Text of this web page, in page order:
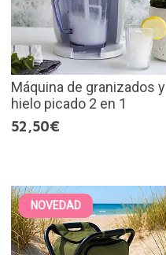
Máquina de granizados y
hielo picado 2 en 1
52,50€
NOVEDAD